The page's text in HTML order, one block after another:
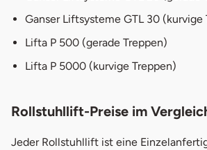
Ganser Liftsysteme GTL 30 (kurvige
Lifta P 500 (gerade Treppen)
Lifta P 5000 (kurvige Treppen)
Rollstuhllift-Preise im
Jeder Rollstuhllift ist eine